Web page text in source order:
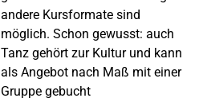
andere Kursformate sind
möglich. Schon gewusst: auch
Tanz gehört zur Kultur und kann
als Angebot nach Maß mit einer
Gruppe gebucht